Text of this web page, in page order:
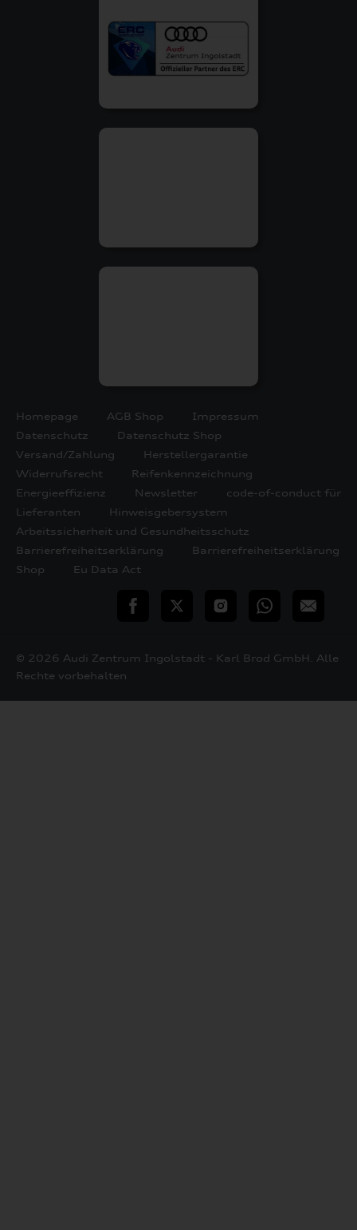
Homepage AGB Shop
Impressum
Datenschutz
Datenschutz Shop
Versand/Zahlung
Herstellergarantie
Widerrufsrecht
Reifenkennzeichnung
Energieeffizienz
Newsletter
code-of-conduct für
Lieferanten
Hinweisgebersystem
Arbeitssicherheit und Gesundheitsschutz
Barrierefreiheitserklärung
Barrierefreiheitserklärung
Shop
Eu Data Act
teilen Twitter InstagramWhatsApp
E-
© 2026 Audi Zentrum Ingolstadt - Karl Brod GmbH. Alle
Rechte vorbehalten